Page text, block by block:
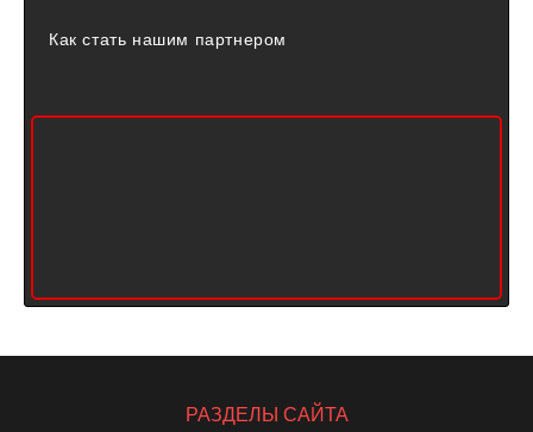
Как стать нашим партнером
РАЗДЕЛЫ САЙТА